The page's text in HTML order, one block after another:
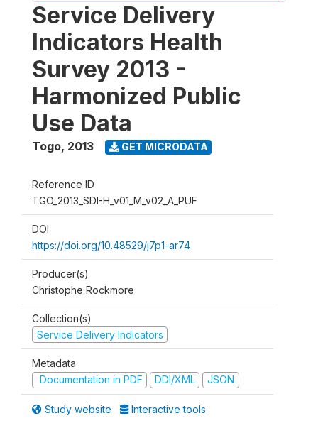
Service Delivery
Indicators Health
Survey 2013 -
Harmonized Public
Use Data
Togo, 2013 GET MICRODATA
Reference ID
TGO_2013_SDI-H_v01_M_v02_A_PUF
DOI
https://doi.org/10.48529/j7p1-ar74
Producer(s)
Christophe Rockmore
Collection(s)
Service Delivery Indicators
Metadata
Documentation in PDF
DDI/XML JSON
Study website Interactive tools